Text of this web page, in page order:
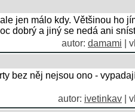
jen málo kdy. Většinou ho
dobrý a jiný se nedá ani
autor: damami |
bez něj nejsou ono -
autor: ivetinkav |